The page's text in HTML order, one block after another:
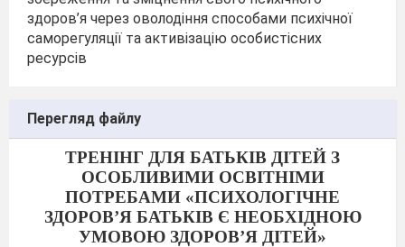
здоров’я через оволодіння способами психічної
саморегуляції та активізацію особистісних
ресурсів
Перегляд файлу
ТРЕНІНГ ДЛЯ БАТЬКІВ ДІТЕЙ З
ОСОБЛИВИМИ ОСВІТНІМИ
ПОТРЕБАМИ «ПСИХОЛОГІЧНЕ
ЗДОРОВ’Я БАТЬКІВ Є НЕОБХІДНОЮ
УМОВОЮ ЗДОРОВ’Я ДІТЕЙ»